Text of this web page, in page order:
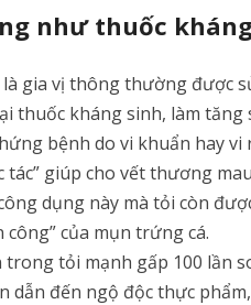
như thuốc
gia vị thông thường được
thuốc kháng sinh, làm tăng
bệnh do vi khuẩn hay
giúp cho vết thương
dụng này mà tỏi còn
của mụn trứng cá.
tỏi mạnh gấp 100 lần
dẫn đến ngộ độc thực